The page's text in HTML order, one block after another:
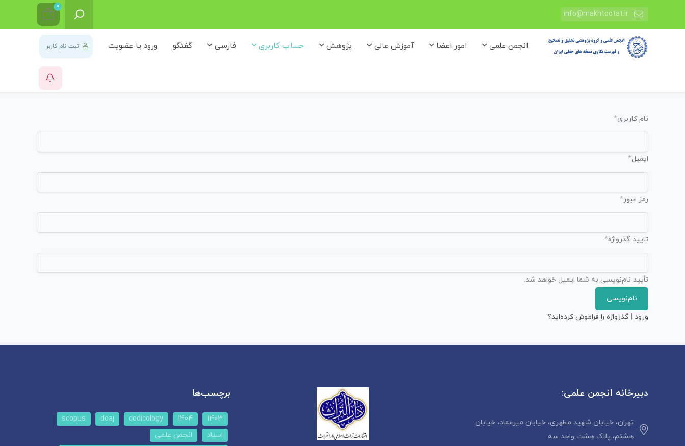
info@makhtootat.ir
0
انجمن علمی امور اعضا آموزش عالی پژوهش حساب کاربری فارسی گفتگو ورود یا عضویت ثبت نام کاربر
نام کاربری*
ایمیل*
رمز عبور*
تایید گذرواژه*
تأیید نام‌نویسی به شما ایمیل خواهد شد.
ورود | گذرواژه را فراموش کرده‌اید؟
دبیرخانه انجمن علمی:
تهران، خیابان شهید مطهری، خیابان میرعماد، خیابان
هشتم، پلاک هشت واحد سه
برچسب‌ها
1403
1404
codicology
doaj
scopus
اسناد
انجمن علمی